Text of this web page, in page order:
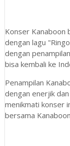
Konser Kanaboon
dengan lagu
dengan
bisa kembali ke
Penampilan
dengan enerjik
menikmati konser
bersama